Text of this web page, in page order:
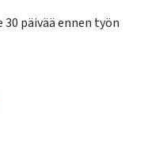
päivää ennen työn